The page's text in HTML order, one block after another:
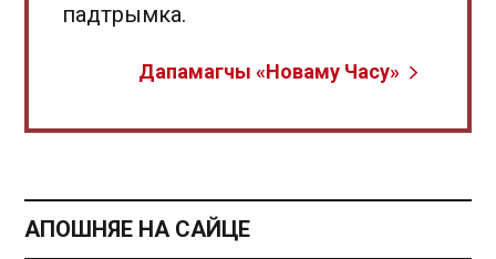
падтрымка.
Дапамагчы «Новаму Часу»
АПОШНЯЕ НА САЙЦЕ